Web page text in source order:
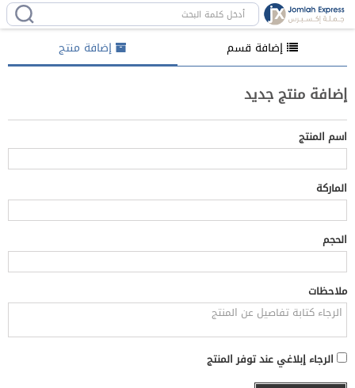
إضافة قسم إضافة منتج
إضافة منتج جديد
اسم المنتج
الماركة
الحجم
ملاحظات
الرجاء إبلاغي عند توفر المنتج